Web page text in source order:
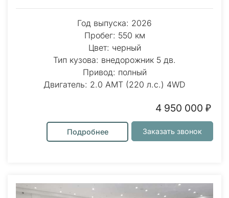
Год выпуска: 2026
Пробег: 550 км
Цвет: черный
Тип кузова: внедорожник 5 дв.
Привод: полный
Двигатель: 2.0 AMT (220 л.с.) 4WD
4 950 000 ₽
Подробнее Заказать звонок